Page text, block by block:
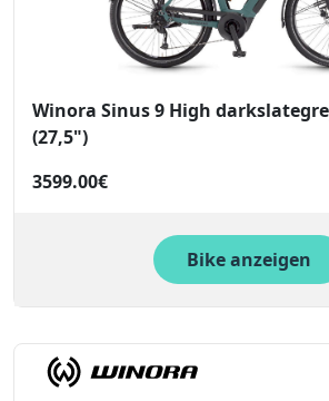
Winora Sinus 9 High
(27,5")
3599.00€
Bike anzeigen